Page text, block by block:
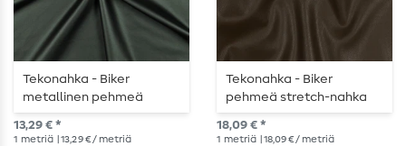
Tekonahka - Biker
metallinen pehmeä
joustava vihreä
13,29 € *
1 metriä | 13,29 € / metriä
Tekonahka - Biker
pehmeä stretch-nahka
oliivi
18,09 € *
1 metriä | 18,09 € / metriä